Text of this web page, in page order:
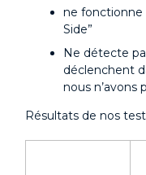
ne fonctionne
Side”
Ne détecte
déclenchent
nous n’avons
Résultats de nos